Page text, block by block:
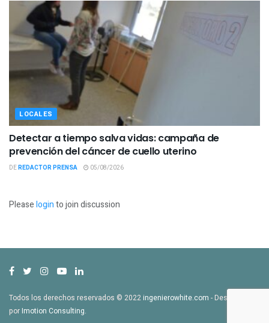
LOCALES
Detectar a tiempo salva vidas: campaña de
prevención del cáncer de cuello uterino
DEREDACTOR PRENSA 05/08/2026
Pleaseloginto join discussion
Todos los derechos reservados © 2022ingenierowhite.com - Desarrollado
porImotion Consulting.